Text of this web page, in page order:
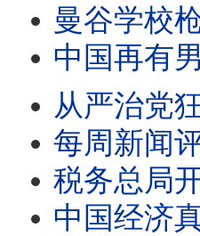
曼谷学校枪
中国再有男童死
从严治党狂飙刮到习
每周新闻
税务总局
中国经济真